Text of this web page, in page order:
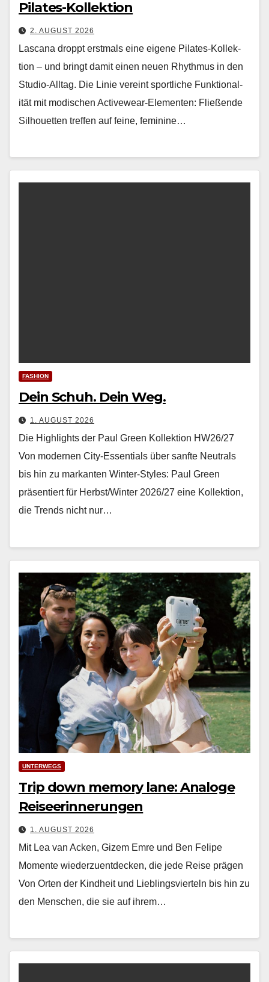
Pilates-Kollektion
2. AUGUST 2026
Las­cana droppt erst­mals eine eigene Pilates-Kollek­
tion – und bringt damit einen neuen Rhyth­mus in den
Stu­dio-All­t­ag. Die Lin­ie vere­int sportliche Funk­tion­al­
ität mit modis­chen Activewear-Ele­menten: Fließende
Sil­hou­et­ten tre­f­fen auf feine, fem­i­nine…
FASHION
Dein Schuh. Dein Weg.
1. AUGUST 2026
Die Highlights der Paul Green Kollektion HW26/27
Von mod­er­nen City-Essen­tials über san­fte Neu­trals
bis hin zu markan­ten Win­ter-Styles: Paul Green
präsen­tiert für Herbst/Winter 2026/27 eine Kollek­tion,
die Trends nicht nur…
UNTERWEGS
Trip down memory lane: Analoge
Reiseerinnerungen
1. AUGUST 2026
Mit Lea van Acken, Gizem Emre und Ben Felipe
Momente wiederzuentdecken, die jede Reise prägen
Von Orten der Kind­heit und Lieblingsvierteln bis hin zu
den Men­schen, die sie auf ihrem…